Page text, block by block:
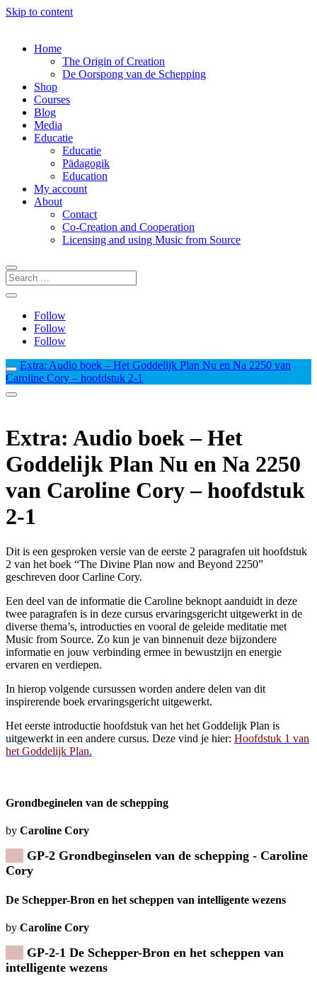
Skip to content
Home
The Origin of Creation
De Oorspong van de Schepping
Shop
Courses
Blog
Media
Educatie
Educatie
Pädagogik
Education
My account
About
Contact
Co-Creation and Cooperation
Licensing and using Music from Source
Follow
Follow
Follow
Extra: Audio boek – Het Goddelijk Plan Nu en Na 2250 van
Caroline Cory – hoofdstuk 2-1
Extra: Audio boek – Het
Goddelijk Plan Nu en Na 2250
van Caroline Cory – hoofdstuk
2-1
Dit is een gesproken versie van de eerste 2 paragrafen uit hoofdstuk
2 van het boek “The Divine Plan now and Beyond 2250”
geschreven door Carline Cory.
Een deel van de informatie die Caroline beknopt aanduidt in deze
twee paragrafen is in deze cursus ervaringsgericht uitgewerkt in de
diverse thema’s, introducties en vooral de geleide meditatie met
Music from Source. Zo kun je van binnenuit deze bijzondere
informatie en jouw verbinding ermee in bewustzijn en energie
ervaren en verdiepen.
In hierop volgende cursussen worden andere delen van dit
inspirerende boek ervaringsgericht uitgewerkt.
Het eerste introductie hoofdstuk van het het Goddelijk Plan is
uitgewerkt in een andere cursus. Deze vind je hier: Hoofdstuk 1 van
het Goddelijk Plan.
Grondbeginelen van de schepping
by Caroline Cory
GP-2 Grondbeginselen van de schepping - Caroline
Cory
De Schepper-Bron en het scheppen van intelligente wezens
by Caroline Cory
GP-2-1 De Schepper-Bron en het scheppen van
intelligente wezens